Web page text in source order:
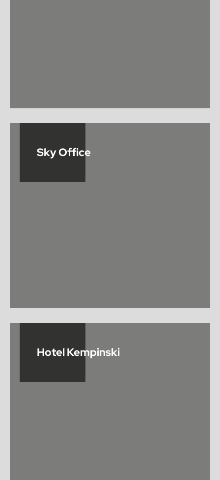
Sky Office
Hotel Kempinski